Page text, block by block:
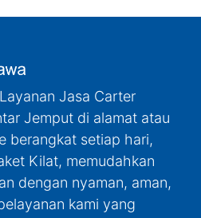
Jasa Carter
Jemput di alamat atau
berangkat setiap hari,
Kilat, memudahkan
dengan nyaman, aman,
kami yang